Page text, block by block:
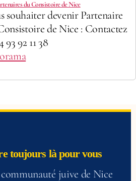
du Consistoire de Nice
souhaiter devenir Partenaire
de Nice : Contactez
93 92 11 38
toujours là pour vous
juive de Nice